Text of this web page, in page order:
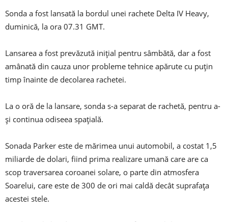
Sonda a fost lansată la bordul unei rachete Delta IV Heavy,
duminică, la ora 07.31 GMT.
Lansarea a fost prevăzută iniţial pentru sâmbătă, dar a fost
amânată din cauza unor probleme tehnice apărute cu puţin
timp înainte de decolarea rachetei.
La o oră de la lansare, sonda s-a separat de rachetă, pentru a-
şi continua odiseea spaţială.
Sonada Parker este de mărimea unui automobil, a costat 1,5
miliarde de dolari, fiind prima realizare umană care are ca
scop traversarea coroanei solare, o parte din atmosfera
Soarelui, care este de 300 de ori mai caldă decât suprafaţa
acestei stele.